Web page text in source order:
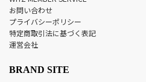
お問い合わせ
プライバシーポリシー
特定商取引法に基づく表記
運営会社
BRAND SITE